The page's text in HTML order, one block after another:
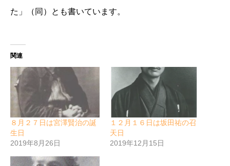
た」（同）とも書いています。
関連
８月２７日は宮澤賢治の誕
生日
2019年8月26日
１２月１６日は坂田祐の召
天日
2019年12月15日